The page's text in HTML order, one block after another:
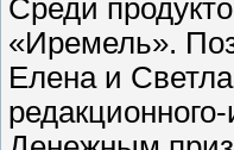
Среди
«Иремель».
Елена и